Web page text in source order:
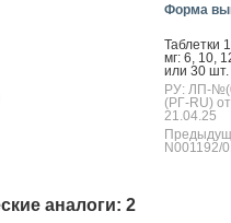
Форма
Таб­летки
мг: 6, 10,
или 30 шт.
РУ: ЛП-
(РГ-RU) от
21.04.25
N001192/
аналоги: 2